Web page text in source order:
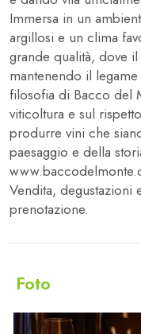
Immersa in un
argillosi e un clima
grande qualità, dove
mantenendo il
filosofia di Bacco del
viticoltura e sul
produrre vini che
paesaggio e della
Vendita, degustazioni
prenotazione.
Foto